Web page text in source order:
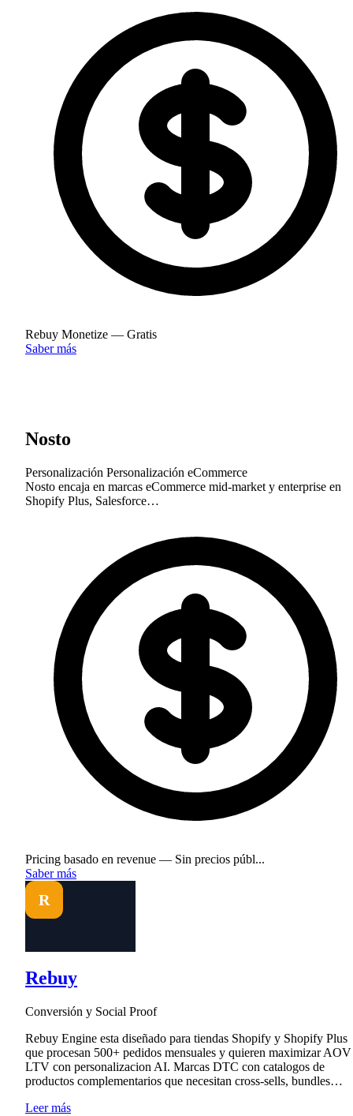
Rebuy Monetize — Gratis
Saber más
Nosto
Personalización Personalización eCommerce
Nosto encaja en marcas eCommerce mid-market y enterprise en
Shopify Plus, Salesforce…
Pricing basado en revenue — Sin precios públ...
Saber más
R
Rebuy
Conversión y Social Proof
Rebuy Engine esta diseñado para tiendas Shopify y Shopify Plus
que procesan 500+ pedidos mensuales y quieren maximizar
LTV con personalizacion AI. Marcas DTC con catalogos de
productos complementarios que necesitan cross-sells, bundles…
Leer más